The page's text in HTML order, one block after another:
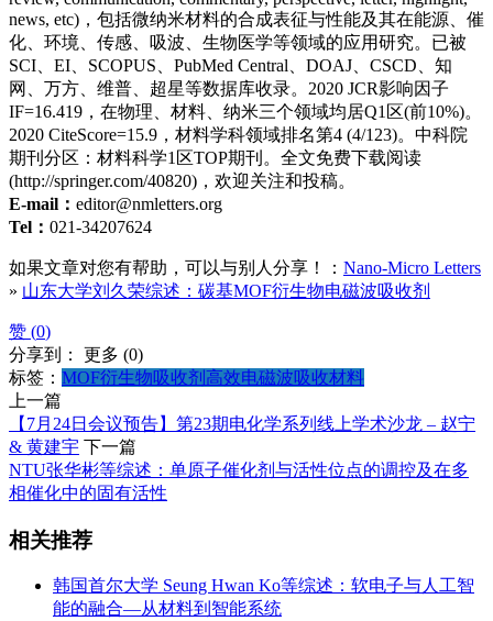
news, etc)，包括微纳米材料的合成表征与性能及其在能源、催
化、环境、传感、吸波、生物医学等领域的应用研究。已被
SCI、EI、SCOPUS、PubMed Central、DOAJ、CSCD、知
网、万方、维普、超星等数据库收录。2020 JCR影响因子
IF=16.419，在物理、材料、纳米三个领域均居Q1区(前10%)。
2020 CiteScore=15.9，材料学科领域排名第4 (4/123)。中科院
期刊分区：材料科学1区TOP期刊。全文免费下载阅读
(http://springer.com/40820)，欢迎关注和投稿。
E-mail： editor@nmletters.org
Tel： 021-34207624
如果文章对您有帮助，可以与别人分享！： Nano-Micro Letters
» 山东大学刘久荣综述：碳基MOF衍生物电磁波吸收剂
赞 (0)
分享到： 更多 (0)
标签： MOF衍生物吸收剂 高效电磁波吸收材料
上一篇
【7月24日会议预告】第23期电化学系列线上学术沙龙 – 赵宁
& 黄建宇 下一篇
NTU张华彬等综述：单原子催化剂与活性位点的调控及在多
相催化中的固有活性
相关推荐
韩国首尔大学 Seung Hwan Ko等综述：软电子与人工智
能的融合—从材料到智能系统